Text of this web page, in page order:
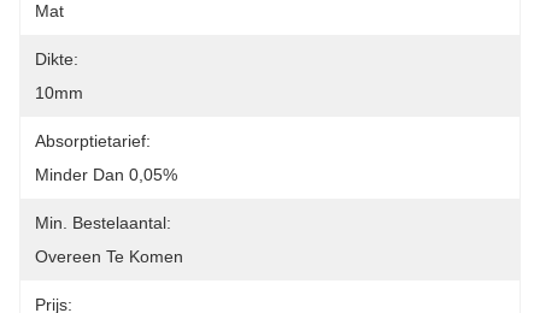
Mat
Dikte:
10mm
Absorptietarief:
Minder Dan 0,05%
Min. Bestelaantal:
Overeen Te Komen
Prijs: